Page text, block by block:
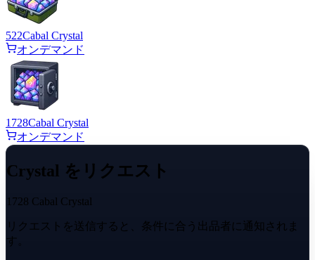
522Cabal Crystal
オンデマンド
1728Cabal Crystal
オンデマンド
Crystal をリクエスト
1728 Cabal Crystal
リクエストを送信すると、条件に合う出品者に通知されま
す。